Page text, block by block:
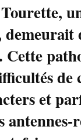
et
antennes-